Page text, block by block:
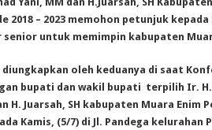
2018 – 2023 memohon petunjuk
senior untuk memimpin kabupaten
diungkapkan oleh keduanya di saat
bupati dan wakil bupati terpilih Ir. H.
H. Juarsah, SH kabupaten Muara Enim
Kamis, (5/7) di Jl. Pandega kelurahan